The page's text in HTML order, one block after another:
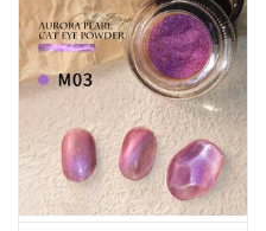
van de lamp kop eenvoudig
behoeften van de
uitgevoerd, wat zorgt voor
werkplek.
kunnen geleidelijk worden
op de lamp kop. De